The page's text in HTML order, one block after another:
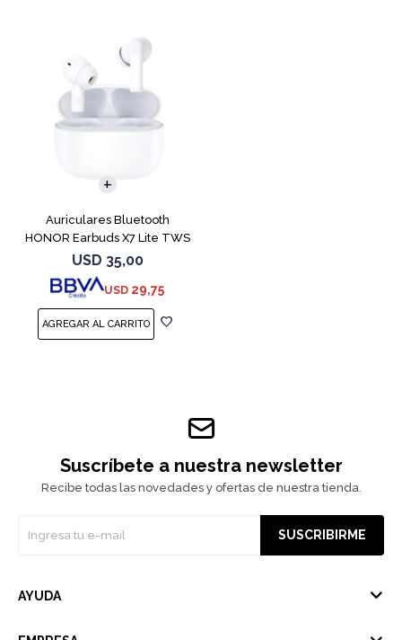
Auriculares Bluetooth
HONOR Earbuds X7 Lite TWS
White
USD 35,00
USD 29,75
Suscríbete a nuestra newsletter
Recibe todas las novedades y ofertas de nuestra tienda.
SUSCRIBIRME
AYUDA